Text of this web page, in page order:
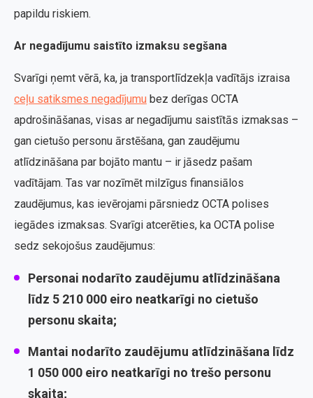
papildu riskiem.
Ar negadījumu saistīto izmaksu segšana
Svarīgi ņemt vērā, ka, ja transportlīdzekļa vadītājs izraisa
ceļu satiksmes negadījumu bez derīgas OCTA
apdrošināšanas, visas ar negadījumu saistītās izmaksas –
gan cietušo personu ārstēšana, gan zaudējumu
atlīdzināšana par bojāto mantu – ir jāsedz pašam
vadītājam. Tas var nozīmēt milzīgus finansiālos
zaudējumus, kas ievērojami pārsniedz OCTA polises
iegādes izmaksas. Svarīgi atcerēties, ka OCTA polise
sedz sekojošus zaudējumus:
Personai nodarīto zaudējumu atlīdzināšana
līdz 5 210 000 eiro neatkarīgi no cietušo
personu skaita;
Mantai nodarīto zaudējumu atlīdzināšana līdz
1 050 000 eiro neatkarīgi no trešo personu
skaita;